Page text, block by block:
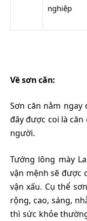
nghiệp
Về sơn căn:
Sơn căn nằm
đây được coi là
người.
Tướng lông mày
vận mệnh sẽ được
vận xấu. Cụ thể
rộng, cao, sáng,
thì sức khỏe